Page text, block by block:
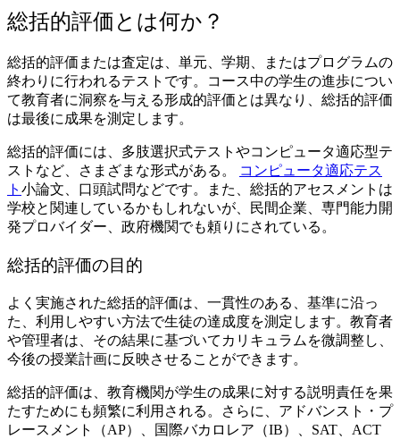
総括的評価とは何か？
総括的評価または査定は、単元、学期、またはプログラムの
終わりに行われるテストです。コース中の学生の進歩につい
て教育者に洞察を与える形成的評価とは異なり、総括的評価
は最後に成果を測定します。
総括的評価には、多肢選択式テストやコンピュータ適応型テ
ストなど、さまざまな形式がある。
コンピュータ適応テス
ト 小論文、口頭試問などです。また、総括的アセスメントは
学校と関連しているかもしれないが、民間企業、専門能力開
発プロバイダー、政府機関でも頼りにされている。
総括的評価の目的
よく実施された総括的評価は、一貫性のある、基準に沿っ
た、利用しやすい方法で生徒の達成度を測定します。教育者
や管理者は、その結果に基づいてカリキュラムを微調整し、
今後の授業計画に反映させることができます。
総括的評価は、教育機関が学生の成果に対する説明責任を果
たすためにも頻繁に利用される。さらに、アドバンスト・プ
レースメント（AP）、国際バカロレア（IB）、SAT、ACT